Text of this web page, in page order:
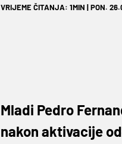
VRIJEME ČITANJA: 1MIN | PON.
Mladi Pedro
nakon aktivacije